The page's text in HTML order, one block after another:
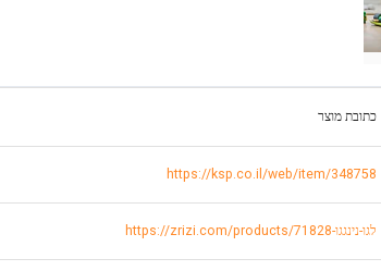
כתובת מוצר
https://ksp.co.il/web/item/348758
https://zrizi.com/products/לגו-נינגגו-71828